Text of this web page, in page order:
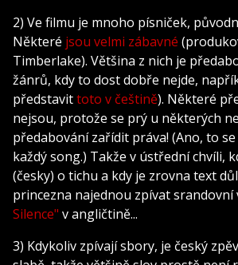
2) Ve filmu je mnoho písniček,
Některé jsou velmi zábavné
Timberlake). Většina z nich je
žánrů, kdy to dost dobře nejde,
představittoto v češtině). Některé
nejsou, protože se prý u některých
předabování zařídit práva! (Ano, to
každý song.) Takže v ústřední chvíli,
(česky) o tichu a kdy je zrovna text
princezna najednou zpívat srandovní
Silence" v angličtině...
3) Kdykoliv zpívají sbory, je český